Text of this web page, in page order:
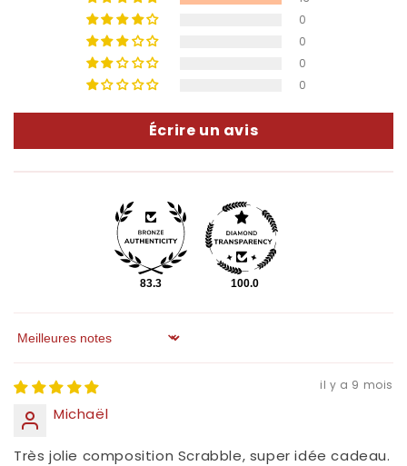
0
0
0
0
Écrire un avis
83.3 100.0
Sort by
il y a 9 mois
Michaël
Très jolie composition Scrabble, super idée cadeau.